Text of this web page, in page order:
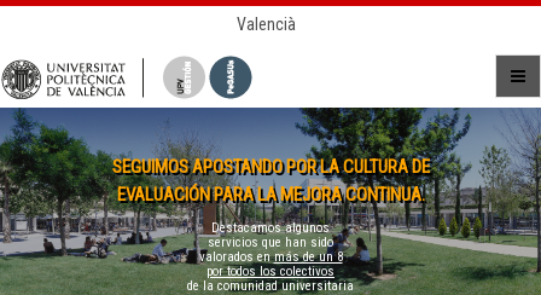
Valencià
SEGUIMOS APOSTANDO POR LA CULTURA DE
EVALUACIÓN PARA LA MEJORA CONTINUA.
Destacamos algunos
servicios que han sido
valorados enmás de un 8
por todos los colectivos
de la comunidad universitaria